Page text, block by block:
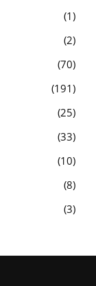
1
2
70
191
25
33
10
8
3